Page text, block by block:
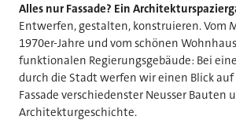
Alles nur Fassade? Ein
Entwerfen, gestalten, konstruieren. Vom
1970er-Jahre und vom schönen
funktionalen Regierungsgebäude: Bei
durch die Stadt werfen wir einen Blick
Fassade verschiedenster Neusser Bauten
Architekturgeschichte.